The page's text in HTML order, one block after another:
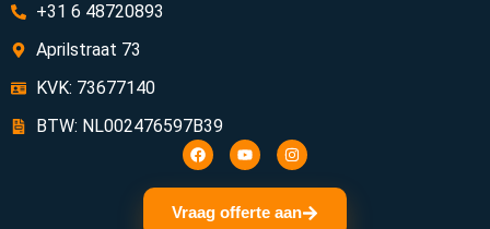
+31 6 48720893
Aprilstraat 73
KVK: 73677140
BTW: NL002476597B39
Vraag offerte aan